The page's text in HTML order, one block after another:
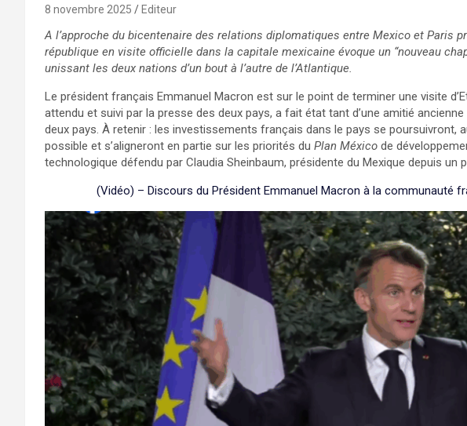
8 novembre 2025 Editeur
A l’approche du bicentenaire des relations diplomatiques entre Mexico et Paris
république en visite officielle dans la capitale mexicaine évoque un “nouveau
unissant les deux nations d’un bout à l’autre de l’Atlantique.
Le président français Emmanuel Macron est sur le point de terminer une visite
attendu et suivi par la presse des deux pays, a fait état tant d’une amitié
deux pays. À retenir : les investissements français dans le pays se poursuivront,
possible et s’aligneront en partie sur les priorités du Plan México de
technologique défendu par Claudia Sheinbaum, présidente du Mexique depuis un
(Vidéo) – Discours du Président Emmanuel Macron à la communauté